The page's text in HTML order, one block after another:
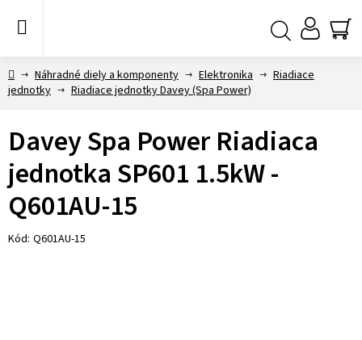
DomovNáhradné diely a komponenty Elektronika
Riadiace
jednotky
Riadiace jednotky Davey (Spa Power)
Davey Spa Power Riadiaca
jednotka SP601 1.5kW -
Q601AU-15
Kód: Q601AU-15